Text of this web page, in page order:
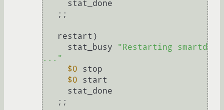
     stat_busy
"Restarting smartd
..."
$0 stop
$0 start